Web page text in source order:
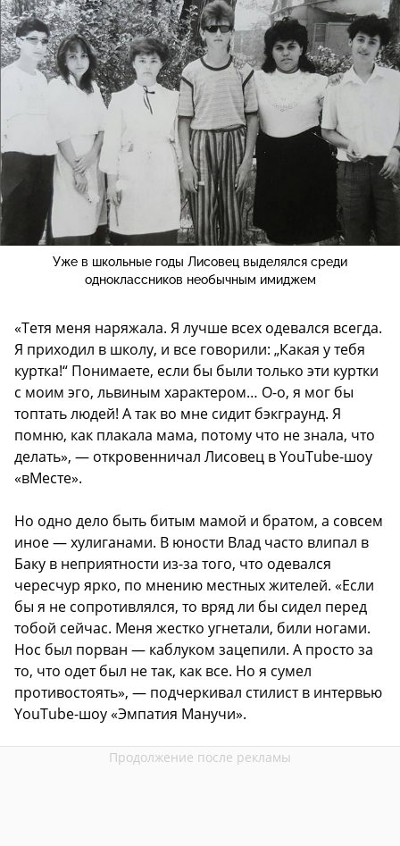
Уже в школьные годы Лисовец выделялся среди
одноклассников необычным имиджем
«Тетя меня наряжала. Я лучше всех одевался всегда.
Я приходил в школу, и все говорили: „Какая у тебя
куртка!“ Понимаете, если бы были только эти куртки
с моим эго, львиным характером… О-о, я мог бы
топтать людей! А так во мне сидит бэкграунд. Я
помню, как плакала мама, потому что не знала, что
делать», — откровенничал Лисовец в YouTube-шоу
«вМесте».
Но одно дело быть битым мамой и братом, а совсем
иное — хулиганами. В юности Влад часто влипал в
Баку в неприятности из-за того, что одевался
чересчур ярко, по мнению местных жителей. «Если
бы я не сопротивлялся, то вряд ли бы сидел перед
тобой сейчас. Меня жестко угнетали, били ногами.
Нос был порван — каблуком зацепили. А просто за
то, что одет был не так, как все. Но я сумел
противостоять», — подчеркивал стилист в интервью
YouTube-шоу «Эмпатия Манучи».